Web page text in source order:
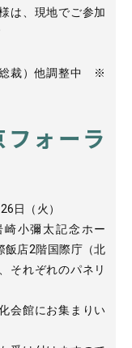
、現地でご参加
裁）他調整中 ※
フォーラ
日（火）
小彌太記念ホー
飯店2階国際庁（北
それぞれのパネリ
館にお集まりい